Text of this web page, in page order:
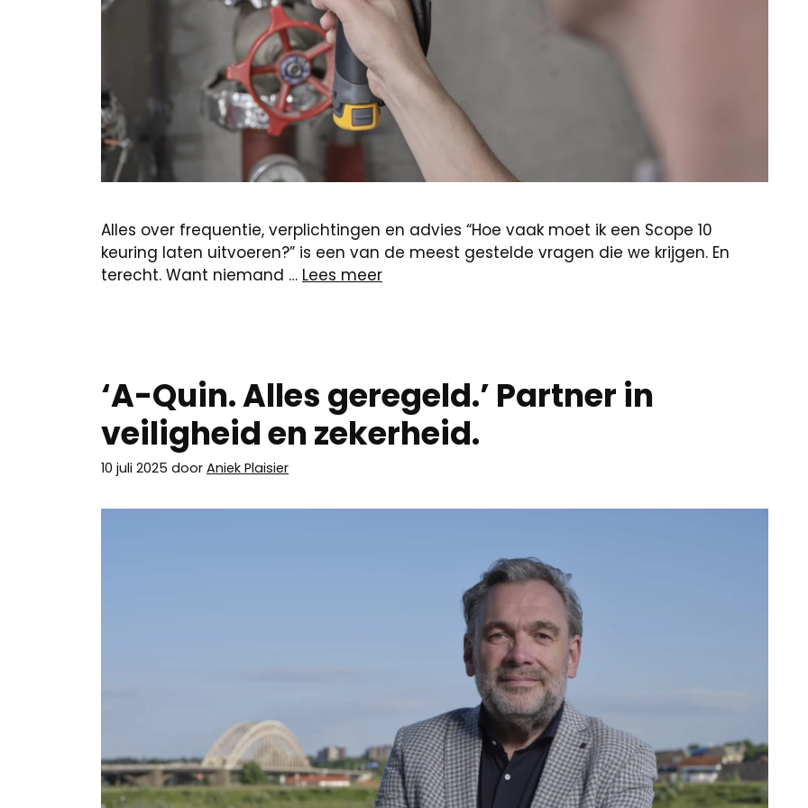
Alles over frequentie, verplichtingen en advies “Hoe vaak moet ik een Scope 10
keuring laten uitvoeren?” is een van de meest gestelde vragen die we krijgen. En
terecht. Want niemand … Lees meer
‘A-Quin. Alles geregeld.’ Partner in
veiligheid en zekerheid.
10 juli 2025 door Aniek Plaisier